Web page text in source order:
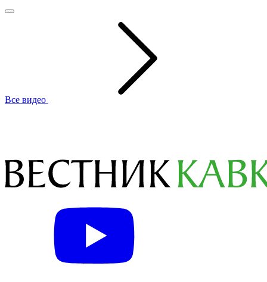
Все видео